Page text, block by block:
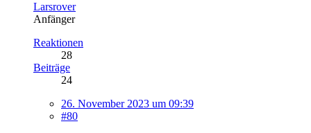
Larsrover
Anfänger
Reaktionen
28
Beiträge
24
26. November 2023 um 09:39
#80